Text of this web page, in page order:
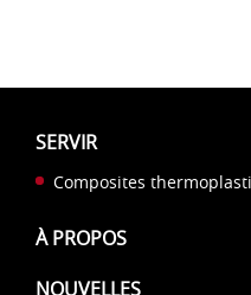
SERVIR
Composites
À PROPOS
NOUVELLES